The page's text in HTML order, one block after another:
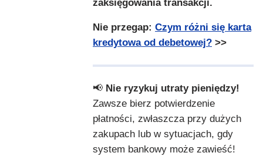
zaksięgowania transakcji.
Nie przegap: Czym różni się karta
kredytowa od debetowej? >>
📢 Nie ryzykuj utraty pieniędzy!
Zawsze bierz potwierdzenie
płatności, zwłaszcza przy dużych
zakupach lub w sytuacjach, gdy
system bankowy może zawieść!